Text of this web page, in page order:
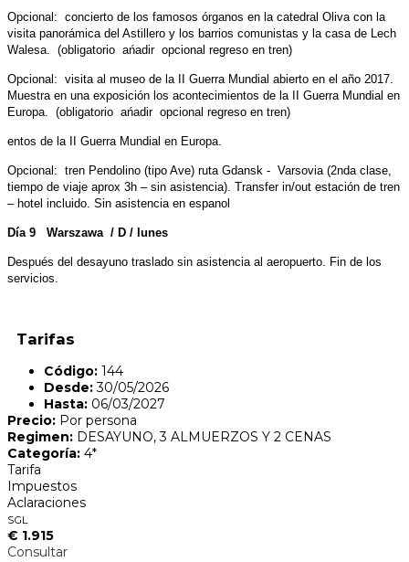
Opcional: concierto de los famosos órganos en la catedral Oliva con la
visita panorámica del Astillero y los barrios comunistas y la casa de Lech
Walesa. (obligatorio ańadir opcional regreso en tren)
Opcional: visita al museo de la II Guerra Mundial abierto en el año 2017.
Muestra en una exposición los acontecimientos de la II Guerra Mundial en
Europa. (obligatorio ańadir opcional regreso en tren)
entos de la II Guerra Mundial en Europa.
Opcional: tren Pendolino (tipo Ave) ruta Gdansk - Varsovia (2nda clase,
tiempo de viaje aprox 3h – sin asistencia). Transfer in/out estación de tren
– hotel incluido. Sin asistencia en espanol
Día 9 Warszawa / D / lunes
Después del desayuno traslado sin asistencia al aeropuerto. Fin de los
servicios.
Tarifas
Código: 144
Desde:30/05/2026
Hasta: 06/03/2027
Precio: Por persona
Regimen: DESAYUNO, 3 ALMUERZOS Y 2 CENAS
Categoría: 4*
Tarifa
Impuestos
Aclaraciones
SGL
€ 1.915
Consultar